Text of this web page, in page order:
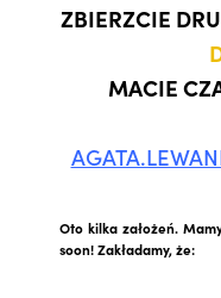
ZBIERZCIE
MACIE
Oto kilka założeń.
soon! Zakładamy, że: